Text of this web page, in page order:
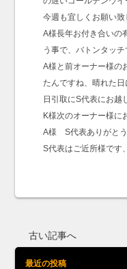
今週も宜しくお願い致
A様長年お付き合いの
う事で、バトンタッチ
A様と前オーナー様の
たんですね、晴れた
日引取にS代表にお越
K様次のオーナー様に
A様 S代表ありがとう
S代表はご近所様です
古い記事へ
最近の投稿